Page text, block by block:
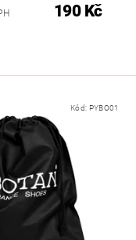
190 Kč
Kód: PYBO01